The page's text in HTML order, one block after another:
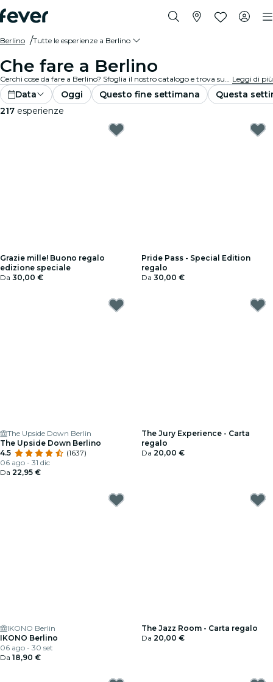
Berlino Tutte le esperienze a Berlino
Che fare a Berlino
Cerchi cose da fare a Berlino? Sfoglia il nostro catalogo e trova subito le migliori esperienze e attività nella tua città. Leggi di più
Data Oggi Questo fine settimana
Questa
217 esperienze
Grazie mille! Buono regalo
edizione speciale
Da 30,00 €
Pride Pass - Special Edition
regalo
Da 30,00 €
The Upside Down Berlin
The Upside Down Berlino
4.5
(1637)
06 ago - 31 dic
Da 22,95 €
The Jury Experience - Carta
regalo
Da 20,00 €
IKONO Berlin
IKONO Berlino
06 ago - 30 set
Da 18,90 €
The Jazz Room - Carta regalo
Da 20,00 €